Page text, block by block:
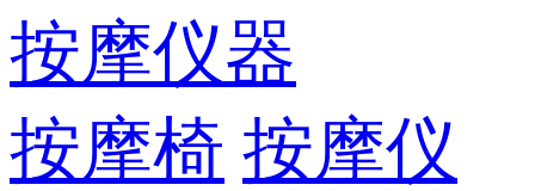
按摩仪器
按摩椅 按摩仪